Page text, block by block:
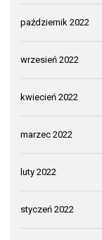
październik 2022
wrzesień 2022
kwiecień 2022
marzec 2022
luty 2022
styczeń 2022